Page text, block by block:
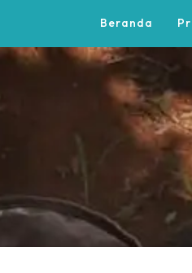
Beranda